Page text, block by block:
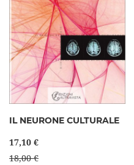
IL NEURONE CULTURALE
17,10 €
18,00 €